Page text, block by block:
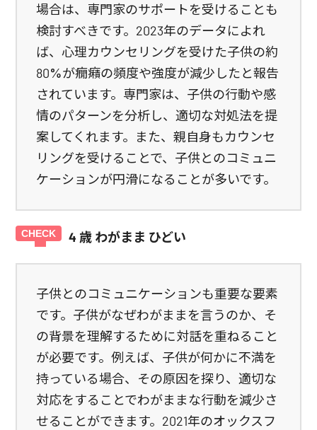
場合は、専門家のサポートを受けることも
検討すべきです。2023年のデータによれ
ば、心理カウンセリングを受けた子供の約
80%が癇癪の頻度や強度が減少したと報告
されています。専門家は、子供の行動や感
情のパターンを分析し、適切な対処法を提
案してくれます。また、親自身もカウンセ
リングを受けることで、子供とのコミュニ
ケーションが円滑になることが多いです。
4 歳 わがまま ひどい
子供とのコミュニケーションも重要な要素
です。子供がなぜわがままを言うのか、そ
の背景を理解するために対話を重ねること
が必要です。例えば、子供が何かに不満を
持っている場合、その原因を探り、適切な
対応をすることでわがままな行動を減少さ
せることができます。2021年のオックスフ